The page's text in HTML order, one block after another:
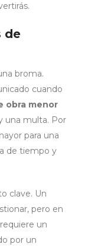
de
broma.
cuando
obra menor
una multa. Por
para una
de tiempo y
clave. Un
pero en
un
por un